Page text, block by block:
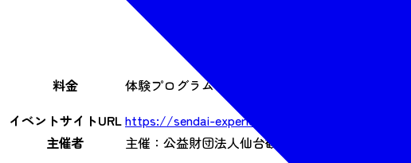
料金
体験プログラムによって異なります
イベントサイトURLhttps://sendai-experience-aobayama.com/
主催者
主催：公益財団法人仙台観光国際協会、共催：青